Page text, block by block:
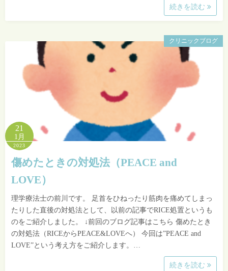
続きを読む
クリニックブログ
21
1月
2023
傷めたときの対処法（PEACE and
LOVE）
理学療法士の前川です。 足首をひねったり筋肉を痛めてしまっ
たりした直後の対処法として、以前の記事でRICE処置というも
のをご紹介しました。 ↓前回のブログ記事はこちら 傷めたとき
の対処法（RICEからPEACE&LOVEへ） 今回は”PEACE and
LOVE”という考え方をご紹介します。…
続きを読む